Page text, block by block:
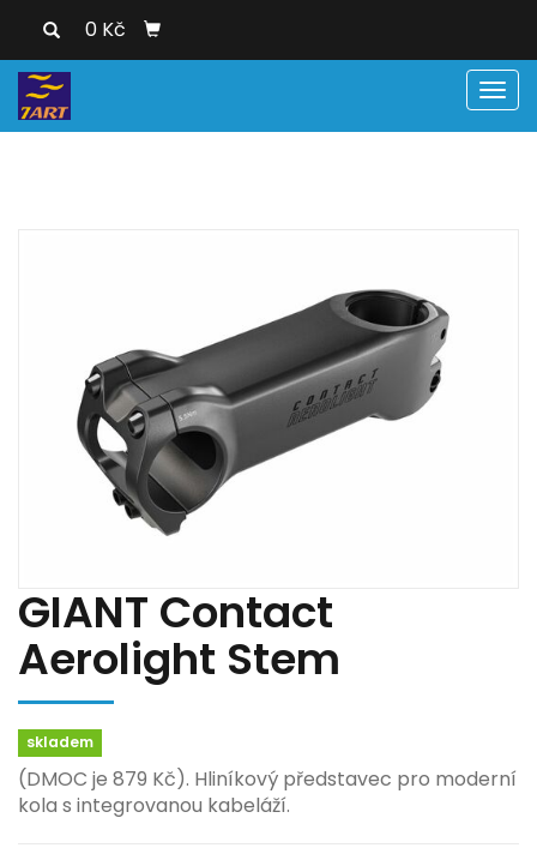
0 Kč
GIANT Contact
Aerolight Stem
skladem
(DMOC je 879 Kč). Hliníkový představec pro moderní
kola s integrovanou kabeláží.